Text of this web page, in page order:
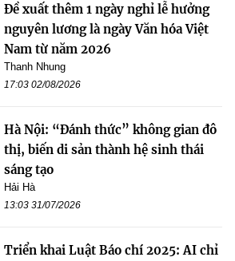
Đề xuất thêm 1 ngày nghỉ lễ hưởng
nguyên lương là ngày Văn hóa Việt
Nam từ năm 2026
Thanh Nhung
17:03 02/08/2026
Hà Nội: “Đánh thức” không gian đô
thị, biến di sản thành hệ sinh thái
sáng tạo
Hải Hà
13:03 31/07/2026
Triển khai Luật Báo chí 2025: AI chỉ